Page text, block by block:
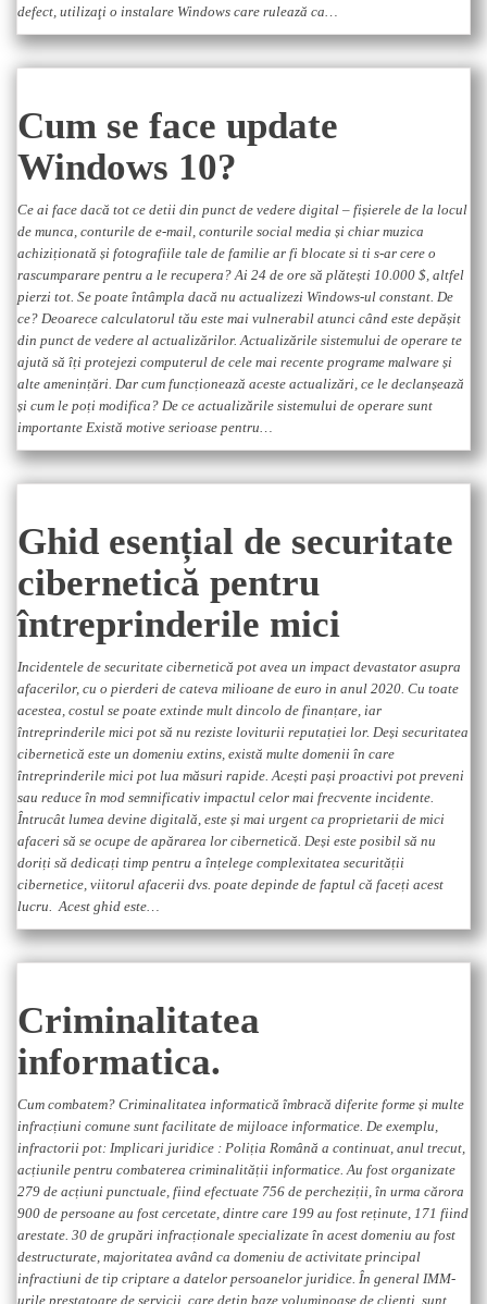
defect, utilizaţi o instalare Windows care rulează ca…
Cum se face update
Windows 10?
Ce ai face dacă tot ce detii din punct de vedere digital – fișierele de la locul
de munca, conturile de e-mail, conturile social media și chiar muzica
achiziționată și fotografiile tale de familie ar fi blocate si ti s-ar cere o
rascumparare pentru a le recupera? Ai 24 de ore să plătești 10.000 $, altfel
pierzi tot. Se poate întâmpla dacă nu actualizezi Windows-ul constant. De
ce? Deoarece calculatorul tău este mai vulnerabil atunci când este depășit
din punct de vedere al actualizărilor. Actualizările sistemului de operare te
ajută să îți protejezi computerul de cele mai recente programe malware și
alte amenințări. Dar cum funcționează aceste actualizări, ce le declanșează
și cum le poți modifica? De ce actualizările sistemului de operare sunt
importante Există motive serioase pentru…
Ghid esențial de securitate
cibernetică pentru
întreprinderile mici
Incidentele de securitate cibernetică pot avea un impact devastator asupra
afacerilor, cu o pierderi de cateva milioane de euro in anul 2020. Cu toate
acestea, costul se poate extinde mult dincolo de finanțare, iar
întreprinderile mici pot să nu reziste loviturii reputației lor. Deși securitatea
cibernetică este un domeniu extins, există multe domenii în care
întreprinderile mici pot lua măsuri rapide. Acești pași proactivi pot preveni
sau reduce în mod semnificativ impactul celor mai frecvente incidente.
Întrucât lumea devine digitală, este și mai urgent ca proprietarii de mici
afaceri să se ocupe de apărarea lor cibernetică. Deși este posibil să nu
doriți să dedicați timp pentru a înțelege complexitatea securității
cibernetice, viitorul afacerii dvs. poate depinde de faptul că faceți acest
lucru. Acest ghid este…
Criminalitatea
informatica.
Cum combatem? Criminalitatea informatică îmbracă diferite forme și multe
infracțiuni comune sunt facilitate de mijloace informatice. De exemplu,
infractorii pot: Implicari juridice : Poliția Română a continuat, anul trecut,
acțiunile pentru combaterea criminalității informatice. Au fost organizate
279 de acțiuni punctuale, fiind efectuate 756 de percheziții, în urma cărora
900 de persoane au fost cercetate, dintre care 199 au fost reținute, 171 fiind
arestate. 30 de grupări infracționale specializate în acest domeniu au fost
destructurate, majoritatea având ca domeniu de activitate principal
infractiuni de tip criptare a datelor persoanelor juridice. În general IMM-
urile prestatoare de servicii, care dețin baze voluminoase de clienti, sunt